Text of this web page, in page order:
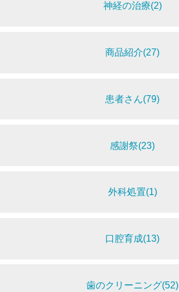
神経の治療(2)
商品紹介(27)
患者さん(79)
感謝祭(23)
外科処置(1)
口腔育成(13)
歯のクリーニング(52)